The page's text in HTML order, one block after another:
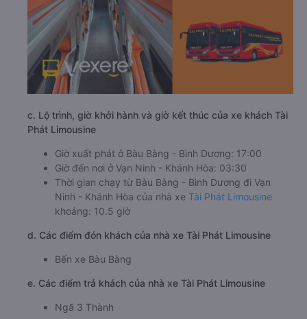
c. Lộ trình, giờ khởi hành và giờ kết thúc của xe khách Tài
Phát Limousine
Giờ xuất phát ở Bàu Bàng - Bình Dương: 17:00
Giờ đến nơi ở Vạn Ninh - Khánh Hòa: 03:30
Thời gian chạy từ Bàu Bàng - Bình Dương đi Vạn
Ninh - Khánh Hòa của nhà xe Tài Phát Limousine
khoảng: 10.5 giờ
d. Các điểm đón khách của nhà xe Tài Phát Limousine
Bến xe Bàu Bàng
e. Các điểm trả khách của nhà xe Tài Phát Limousine
Ngã 3 Thành